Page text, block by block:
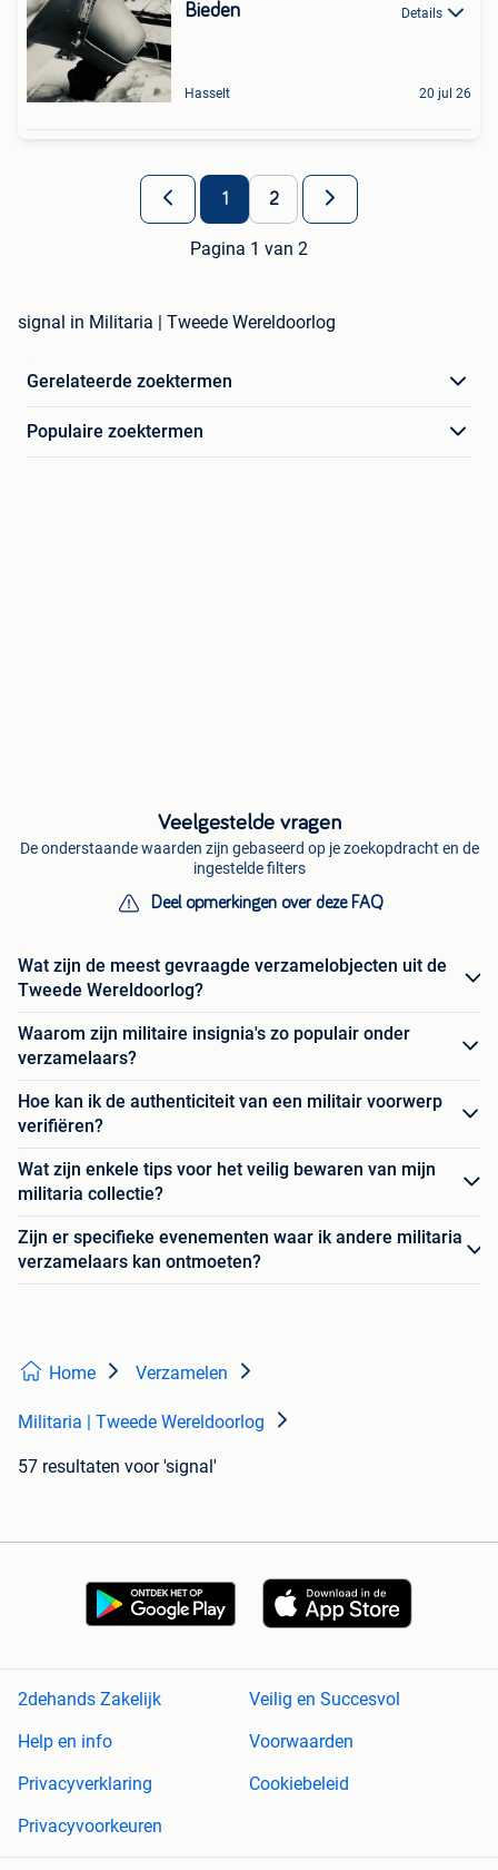
Bieden Details
Hasselt 20 jul 26
1 2
Pagina 1 van 2
signal in Militaria | Tweede Wereldoorlog
Gerelateerde zoektermen
Populaire zoektermen
Veelgestelde vragen
De onderstaande waarden zijn gebaseerd op je zoekopdracht en de
ingestelde filters
Deel opmerkingen over deze FAQ
Wat zijn de meest gevraagde verzamelobjecten uit de
Tweede Wereldoorlog?
Waarom zijn militaire insignia's zo populair onder
verzamelaars?
Hoe kan ik de authenticiteit van een militair voorwerp
verifiëren?
Wat zijn enkele tips voor het veilig bewaren van mijn
militaria collectie?
Zijn er specifieke evenementen waar ik andere militaria
verzamelaars kan ontmoeten?
Home Verzamelen
Militaria | Tweede Wereldoorlog
57 resultaten voor 'signal'
2dehands Zakelijk
Veilig en Succesvol
Help en info
Voorwaarden
Privacyverklaring
Cookiebeleid
Privacyvoorkeuren